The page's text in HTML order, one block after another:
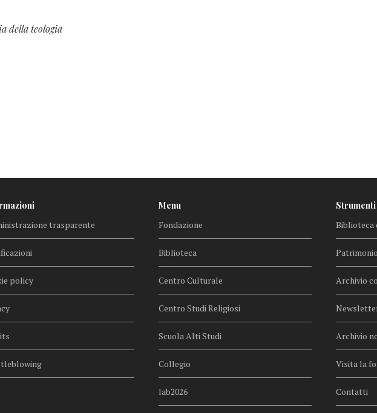
della teologia
trasparente
policy
Menu
Fondazione
Biblioteca
Centro Culturale
Centro Studi Religiosi
Scuola Alti Studi
Collegio
lab2026
Strumenti
Biblioteca
Archivio
Archivio
Visita la
Contatti